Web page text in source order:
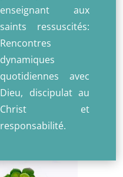
enseignant aux
saints ressuscités:
Rencontres
dynamiques
quotidiennes avec
Dieu, discipulat au
Christ et
responsabilité.